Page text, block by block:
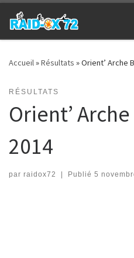
Passer au contenu
Accueil»Résultats »Orient’ Arche
RÉSULTATS
Orient’
2014
par raidox72 | Publié 5